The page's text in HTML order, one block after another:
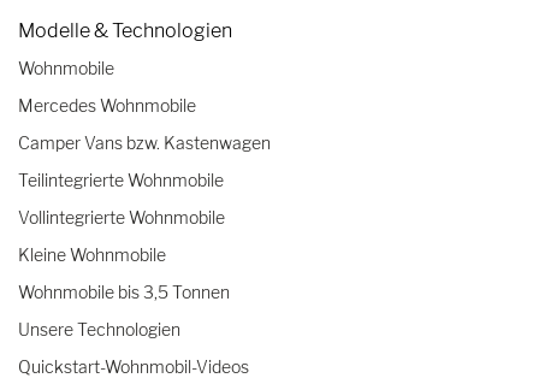
Modelle & Technologien
Wohnmobile
Mercedes Wohnmobile
Camper Vans bzw. Kastenwagen
Teilintegrierte Wohnmobile
Vollintegrierte Wohnmobile
Kleine Wohnmobile
Wohnmobile bis 3,5 Tonnen
Unsere Technologien
Quickstart-Wohnmobil-Videos